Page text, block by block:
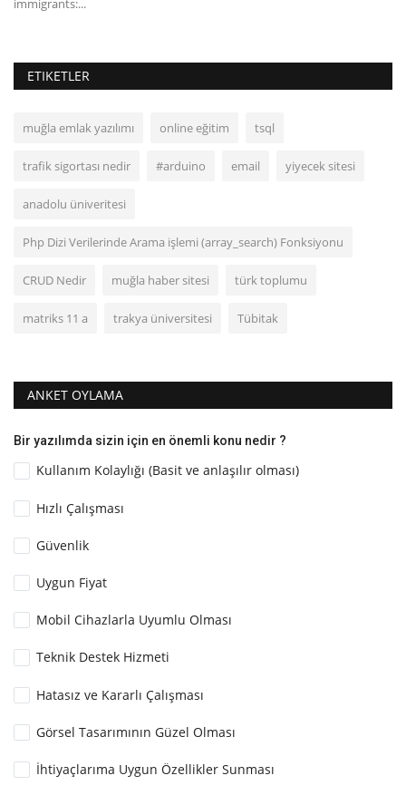
immigrants:...
ETIKETLER
muğla emlak yazılımı online eğitim tsql
trafik sigortası nedir #arduino email yiyecek sitesi
anadolu üniveritesi
Php Dizi Verilerinde Arama işlemi (array_search) Fonksiyonu
CRUD Nedir muğla haber sitesi türk toplumu
matriks 11 a trakya üniversitesi Tübitak
ANKET OYLAMA
Bir yazılımda sizin için en önemli konu nedir ?
Kullanım Kolaylığı (Basit ve anlaşılır olması)
Hızlı Çalışması
Güvenlik
Uygun Fiyat
Mobil Cihazlarla Uyumlu Olması
Teknik Destek Hizmeti
Hatasız ve Kararlı Çalışması
Görsel Tasarımının Güzel Olması
İhtiyaçlarıma Uygun Özellikler Sunması